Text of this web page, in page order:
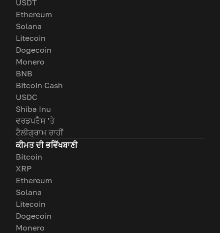
USDT
Ethereum
Solana
Litecoin
Dogecoin
Monero
BNB
Bitcoin Cash
USDC
Shiba Inu
ਵਰਡਪਰੈਸ 'ਤੇ
ਟੈਲੀਗ੍ਰਾਮ ਰਾਹੀਂ
ਕੀਮਤ ਦੀ ਭਵਿੱਖਬਾਣੀ
Bitcoin
XRP
Ethereum
Solana
Litecoin
Dogecoin
Monero